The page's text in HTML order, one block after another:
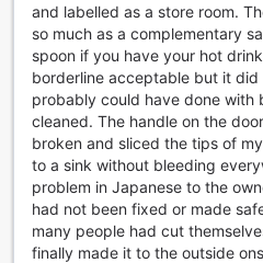
Nhà hàng tại Kinugawa Onsen
tuyệt vời để thưởng thức ẩm
và đặc sản địa phương. Với
cúng, nhà hàng tạo ra một
mái cho khách hàng. Bữa
món ăn tươi ngon và đa dạng
món ăn chay. Bạn cũng có thể
bữa tối tại nhà hàng, với các
từ những nguyên liệu tươi ngon
ba sẽ mang đến cho bạn
đáp ứng mọi yêu cầu ẩm thực
and labelled as a store room.
so much as a complementary
spoon if you have your hot
borderline acceptable but it
probably could have done with
cleaned. The handle on the
broken and sliced the tips of
to a sink without bleeding
problem in Japanese to the
had not been fixed or made
many people had cut
finally made it to the outside